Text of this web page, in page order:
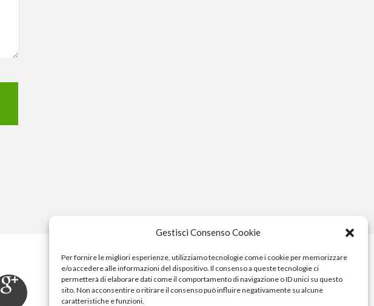
Gestisci Consenso Cookie
Per fornire le migliori esperienze, utilizziamo tecnologie come i cookie per memorizzare
e/o accedere alle informazioni del dispositivo. Il consenso a queste tecnologie ci
permetterà di elaborare dati come il comportamento di navigazione o ID unici su questo
sito. Non acconsentire o ritirare il consenso può influire negativamente su alcune
caratteristiche e funzioni.